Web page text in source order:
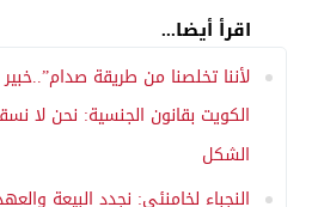
اقرأ أيضا...
لأننا تخلصنا من طريقة
الكويت بقانون الجنسية: نحن لا
الشكل
النجباء لخامنئي: نجدد البيعة